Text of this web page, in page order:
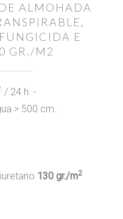
ALMOHADA
E
GR./M2
/ 24 h. -
> 500 cm.
130 gr./m2